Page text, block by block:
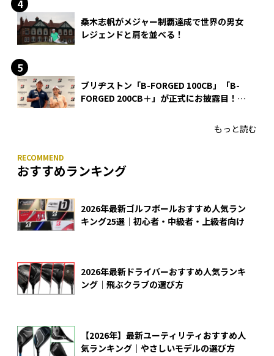
桑木志帆がメジャー制覇達成で世界の男女
レジェンドと肩を並べる！
ブリヂストン「B-FORGED 100CB」「B-
FORGED 200CB＋」が正式にお披露目！
もっと読む
おすすめランキング
2026年最新ゴルフボールおすすめ人気ラン
キング25選｜初心者・中級者・上級者向け
2026年最新ドライバーおすすめ人気ランキ
ング｜飛ぶクラブの選び方
【2026年】最新ユーティリティおすすめ人
気ランキング｜やさしいモデルの選び方